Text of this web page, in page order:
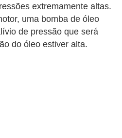
extremamente altas.
uma bomba de óleo
de pressão que será
do óleo estiver alta.